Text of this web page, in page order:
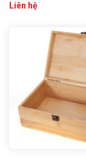
Liên hệ